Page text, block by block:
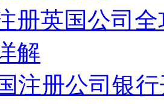
册英国公司
解
注册公司银